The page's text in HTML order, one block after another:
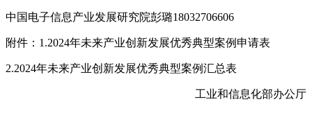
中国电子信息产业发展研究院彭璐18032706606
附件：1.2024年未来产业创新发展优秀典型案例申请表
2.2024年未来产业创新发展优秀典型案例汇总表
工业和信息化部办公厅